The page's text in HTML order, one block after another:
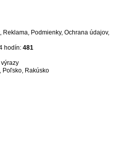
, Reklama, Podmienky, Ochrana údajov,
hodín: 481
, Poľsko, Rakúsko